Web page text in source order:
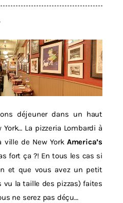
déjeuner dans un haut
La pizzeria Lombardi à
ville de New York America’s
fort ça ?! En tous les cas si
et que vous avez un petit
vu la taille des pizzas) faites
ne serez pas déçu…